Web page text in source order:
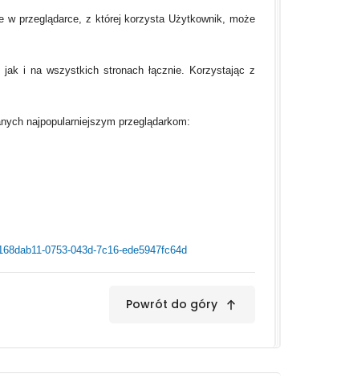
w przeglądarce, z której korzysta Użytkownik, może
jak i na wszystkich stronach łącznie. Korzystając z
najpopularniejszym przeglądarkom:
0753-043d-7c16-ede5947fc64d
Powrót do góry